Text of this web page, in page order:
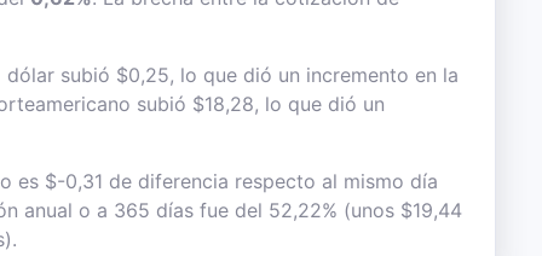
subió $0,25, lo que dió un incremento en la
subió $18,28, lo que dió un
es $-0,31 de diferencia respecto al mismo día
anual o a 365 días fue del 52,22% (unos $19,44